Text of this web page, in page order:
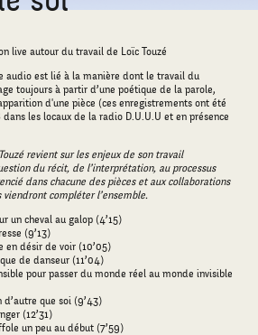
live autour du travail de Loïc Touzé
audio est lié à la manière dont le travail du
toujours à partir d’une poétique de la parole,
d'une pièce (ces enregistrements ont été
les locaux de la radio D.U.U.U et en présence
revient sur les enjeux de son travail
du récit, de l’interprétation, au processus
dans chacune des pièces et aux collaborations
viendront compléter l’ensemble.
un cheval au galop (4’15)
(9’13)
en désir de voir (10’05)
de danseur (11’04)
pour passer du monde réel au monde invisible
d’autre que soi (9’43)
(12’31)
un peu au début (7’59)